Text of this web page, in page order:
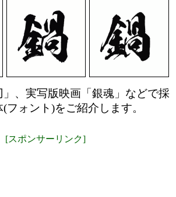
」、実写版映画「銀魂」などで採
フォント)をご紹介します。
[スポンサーリンク]